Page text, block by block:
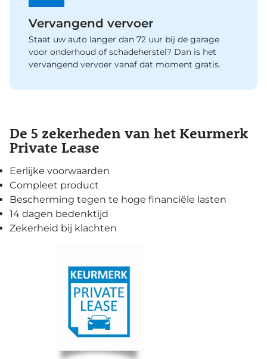
Vervangend vervoer
Staat uw auto langer dan 72 uur bij de garage
voor onderhoud of schadeherstel? Dan is het
vervangend vervoer vanaf dat moment gratis.
De 5 zekerheden van het Keurmerk
Private Lease
Eerlijke voorwaarden
Compleet product
Bescherming tegen te hoge financiële lasten
14 dagen bedenktijd
Zekerheid bij klachten